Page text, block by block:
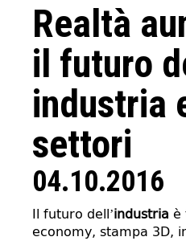
Realtà
il futuro
industria
settori
04.10.2016
Il futuro dell’industria è
economy, stampa 3D,